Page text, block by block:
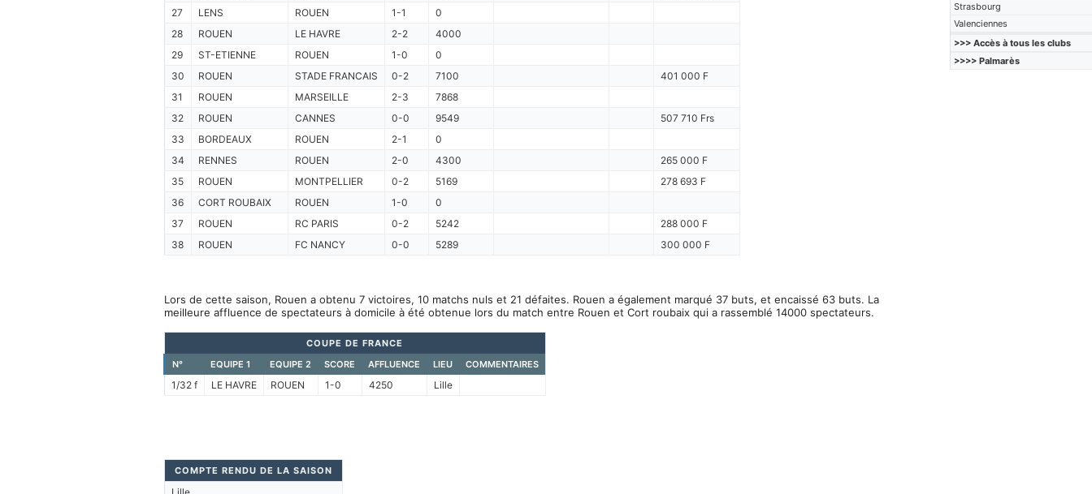
Strasbourg
Valenciennes
>>> Accès à tous les clubs
>>>> Palmarès
27
LENS ROUEN 1-1
0
28
ROUEN LE HAVRE 2-2
4000
29
ST-ETIENNE ROUEN 1-0
0
30
ROUEN STADE FRANCAIS 0-2 7100
401 000 F
31
ROUEN MARSEILLE 2-3
7868
32
ROUEN CANNES 0-0 9549
507 710 Frs
33
BORDEAUX ROUEN 2-1
0
34
RENNES ROUEN 2-0 4300
265 000 F
35
ROUEN MONTPELLIER 0-2 5169
278 693 F
36
CORT ROUBAIX ROUEN 1-0
0
37
ROUEN RC PARIS 0-2 5242
288 000 F
38
ROUEN FC NANCY 0-0 5289 300 000 F
Lors de cette saison, Rouen a obtenu 7 victoires, 10 matchs nuls et 21 défaites. Rouen a également marqué 37 buts, et encaissé 63 buts. La
meilleure affluence de spectateurs à domicile à été obtenue lors du match entre Rouen et Cort roubaix qui a rassemblé 14000 spectateurs.
COUPE DE FRANCE
N°
EQUIPE 1 EQUIPE 2 SCORE AFFLUENCE LIEU COMMENTAIRES
1/32 f LE HAVRE ROUEN 1-0 4250 Lille
COMPTE RENDU DE LA SAISON